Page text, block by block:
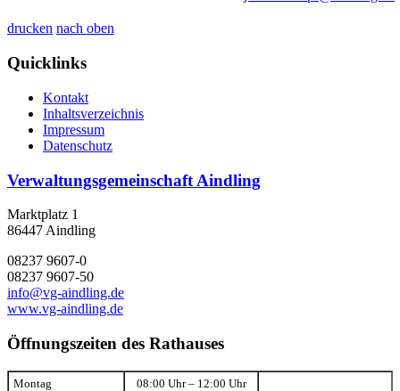
drucken nach oben
Quicklinks
Kontakt
Inhaltsverzeichnis
Impressum
Datenschutz
Verwaltungsgemeinschaft Aindling
Marktplatz 1
86447 Aindling
08237 9607-0
08237 9607-50
info@vg-aindling.de
www.vg-aindling.de
Öffnungszeiten des Rathauses
Montag 08:00 Uhr – 12:00 Uhr